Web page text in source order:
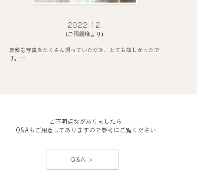
​2022.12
​(ご両親様より)
素敵な写真をたくさん撮っていただき、とても嬉しかったで
す。
が、温かいご対応にみんなリラックスして楽しめました。
撮影中から撮ったものを見せてもらったりして、どんな感じ
​ご不明点ながありましたら
Q&Aもご用意してありますので参考にご覧ください
Q&A >